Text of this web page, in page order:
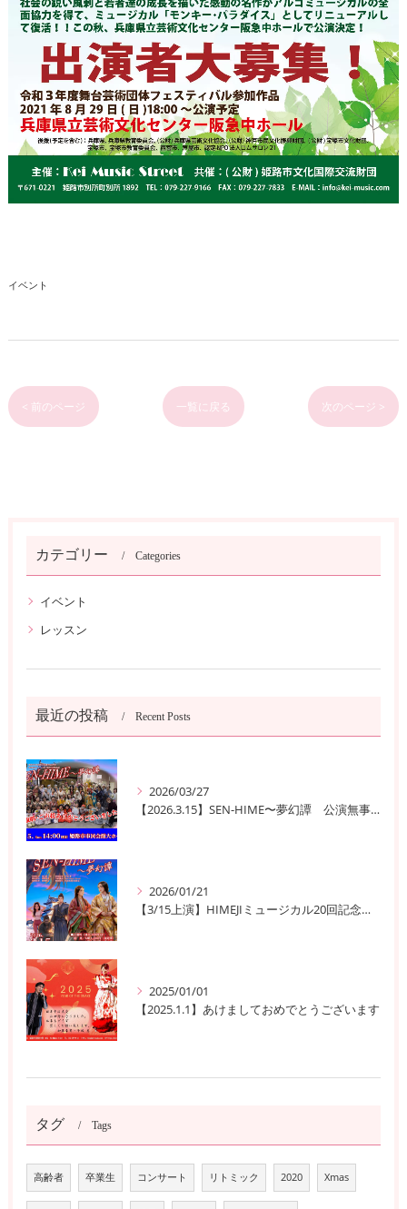
イベント
< 前のページ 一覧に戻る 次のページ >
カテゴリー Categories
イベント
レッスン
最近の投稿 Recent Posts
2026/03/27
【2026.3.15】SEN-HIME〜夢幻譚 公演無事終了
2026/01/21
【3/15上演】HIMEJIミュージカル20回記念公演！ 姫路の歴史と夢が交錯する『SEN-HIME〜夢幻譚』
2025/01/01
【2025.1.1】あけましておめでとうございます
タグ Tags
高齢者 卒業生 コンサート リトミック 2020 Xmas